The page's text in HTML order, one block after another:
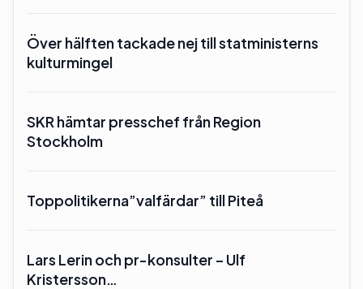
Över hälften tackade nej till statministerns
kulturmingel
SKR hämtar presschef från Region
Stockholm
Toppolitikerna”valfärdar” till Piteå
Lars Lerin och pr-konsulter – Ulf
Kristersson…